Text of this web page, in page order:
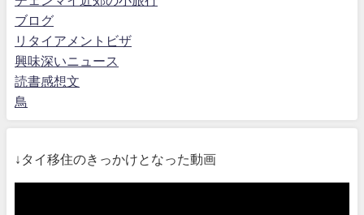
ブログ
リタイアメントビザ
興味深いニュース
読書感想文
鳥
↓タイ移住のきっかけとなった動画